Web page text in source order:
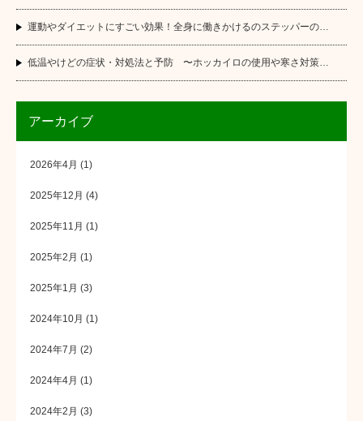
運動やダイエットにすごい効果！全身に働きかけるのステッパーの…
低温やけどの症状・対処法と予防 〜ホッカイロの使用や寒さ対策…
アーカイブ
2026年4月 (1)
2025年12月 (4)
2025年11月 (1)
2025年2月 (1)
2025年1月 (3)
2024年10月 (1)
2024年7月 (2)
2024年4月 (1)
2024年2月 (3)